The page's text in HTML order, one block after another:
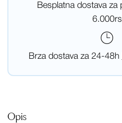
Besplatna dostava za
Brza dostava za 24-48h
Opis